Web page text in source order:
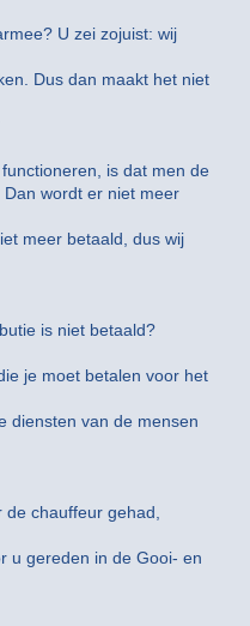
U zei zojuist: wij
Dus dan maakt het niet
is dat men de
wordt er niet meer
meer betaald, dus wij
is niet betaald?
je moet betalen voor het
diensten van de mensen
chauffeur gehad,
u gereden in de Gooi- en